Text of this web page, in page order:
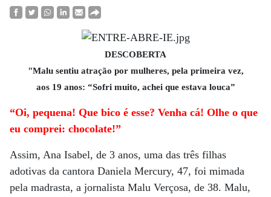
DESCOBERTA
"Malu sentiu atração por mulheres, pela primeira vez,
aos 19 anos: “Sofri muito, achei que estava louca”
“Oi, pequena! Que bico é esse? Venha cá! Olhe o que
eu comprei: chocolate!”
Assim, Ana Isabel, de 3 anos, uma das três filhas
adotivas da cantora Daniela Mercury, 47, foi mimada
pela madrasta, a jornalista Malu Verçosa, de 38. Malu,